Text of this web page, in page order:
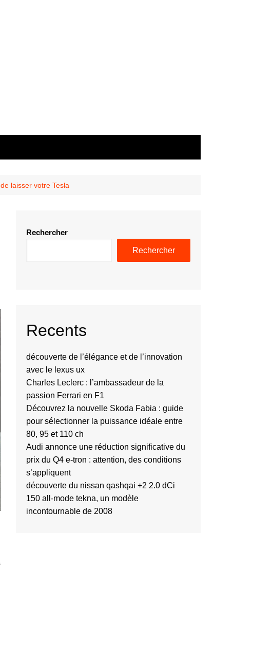
laisser votre Tesla
Rechercher
Rechercher
Recents
découverte de l’élégance et de l’innovation
avec le lexus ux
Charles Leclerc : l’ambassadeur de la
passion Ferrari en F1
Découvrez la nouvelle Skoda Fabia : guide
pour sélectionner la puissance idéale entre
80, 95 et 110 ch
Audi annonce une réduction significative du
prix du Q4 e-tron : attention, des conditions
s’appliquent
découverte du nissan qashqai +2 2.0 dCi
150 all-mode tekna, un modèle
incontournable de 2008